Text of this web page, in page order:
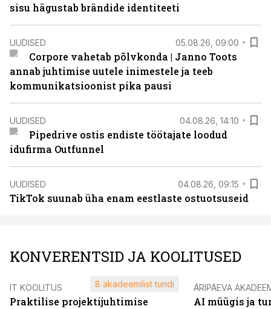
sisu hägustab brändide identiteeti
UUDISED 05.08.26, 09:00
Corpore vahetab põlvkonda | Janno Toots
annab juhtimise uutele inimestele ja teeb
kommunikatsioonist pika pausi
UUDISED 04.08.26, 14:10
Pipedrive ostis endiste töötajate loodud
idufirma Outfunnel
UUDISED 04.08.26, 09:15
TikTok suunab üha enam eestlaste ostuotsuseid
KONVERENTSID JA KOOLITUSED
IT KOOLITUS
Praktilise projektijuhtimise
8 akadeemilist tundi ÄRIPÄEVA
AI müügis ja